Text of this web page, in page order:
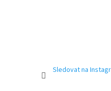
Sledovat na